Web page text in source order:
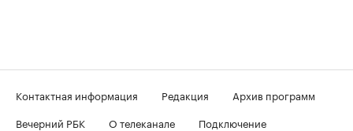
Контактная информация Редакция
Архив программ
Вечерний РБК
О телеканале
Подключение